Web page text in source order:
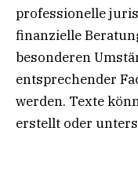
professionelle
finanzielle
besonderen
entsprechender
werden. Texte
erstellt oder